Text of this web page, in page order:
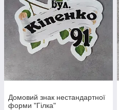
Домовий знак нестандартної
форми "Гілка"